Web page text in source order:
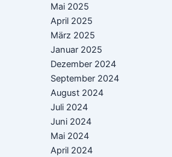
Mai 2025
April 2025
März 2025
Januar 2025
Dezember 2024
September 2024
August 2024
Juli 2024
Juni 2024
Mai 2024
April 2024